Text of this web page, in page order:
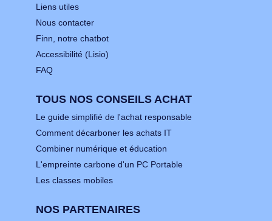
Liens utiles
Nous contacter
Finn, notre chatbot
Accessibilité (Lisio)
FAQ
TOUS NOS CONSEILS ACHAT
Le guide simplifié de l'achat responsable
Comment décarboner les achats IT
Combiner numérique et éducation
L'empreinte carbone d'un PC Portable
Les classes mobiles
NOS PARTENAIRES